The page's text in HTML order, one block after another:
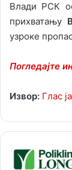
Влади РСК
прихватању
узроке
Погледајте
Извор: Глас